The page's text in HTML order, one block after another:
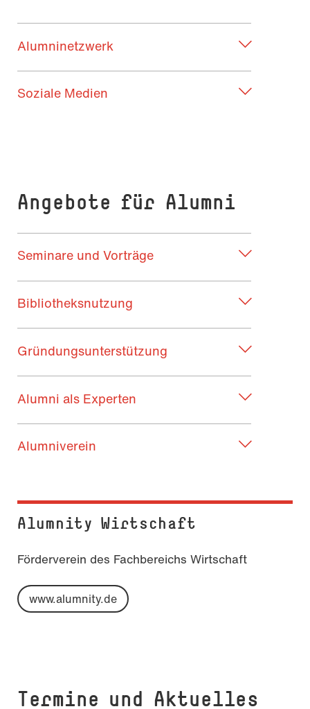
Alumninetzwerk
Soziale Medien
Angebote für Alumni
Seminare und Vorträge
Bibliotheksnutzung
Gründungsunterstützung
Alumni als Experten
Alumniverein
Alumnity Wirtschaft
Förderverein des Fachbereichs Wirtschaft
www.alumnity.de
Termine und Aktuelles